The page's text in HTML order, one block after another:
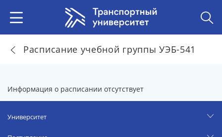
Расписание учебной группы УЭБ-541
Информация о расписании отсутствует
Университет